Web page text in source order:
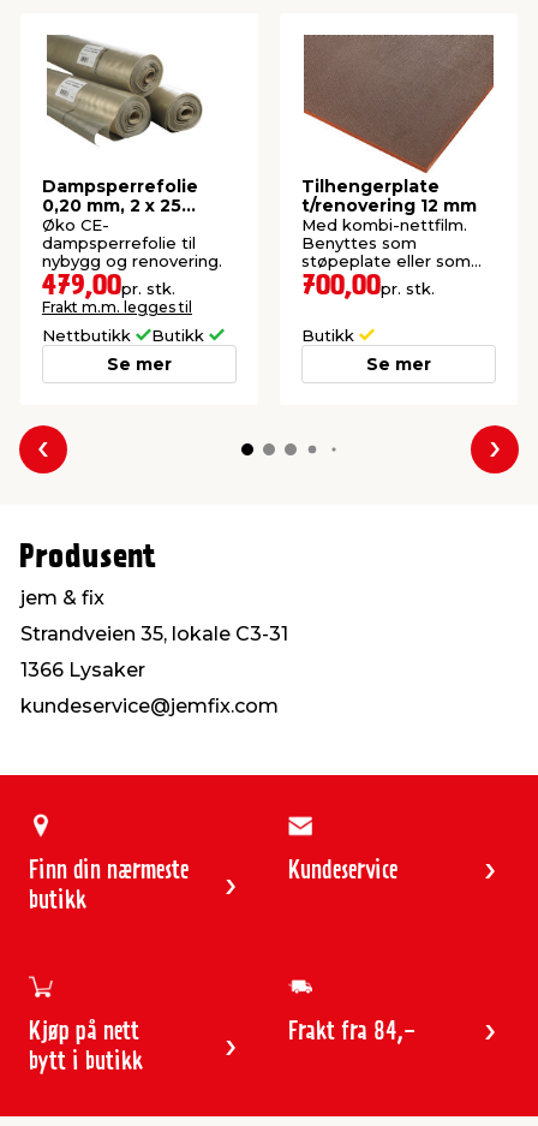
Dampsperrefolie
0,20 mm, 2 x 25
meter
Øko CE-
dampsperrefolie til
nybygg og renovering.
479,00pr. stk.
Frakt m.m. legges til
Nettbutikk Butikk
Se mer
Tilhengerplate
t/renovering 12 mm
Med kombi-nettfilm.
Benyttes som
støpeplate eller som
bunnplate til tilhenger.
700,00pr. stk.
Butikk
Se mer
Forrige
Produsent
jem & fix
Strandveien 35, lokale C3-31
1366 Lysaker
kundeservice@jemfix.com
Finn din nærmeste
butikk
Kundeservice
Kjøp på nett
bytt i butikk
Frakt fra 84,-